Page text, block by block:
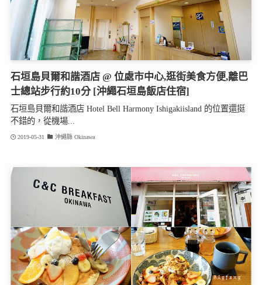
石垣島貝爾和諧酒店 @ 位處市中心,逛街美食方便,離巴
士總站步行約10分 [沖繩石垣島飯店住宿]
石垣島貝爾和諧酒店 Hotel Bell Harmony Ishigakiisland 的位置還挺
不錯的，從機場...
2019-05-31 沖繩縣 Okinawa